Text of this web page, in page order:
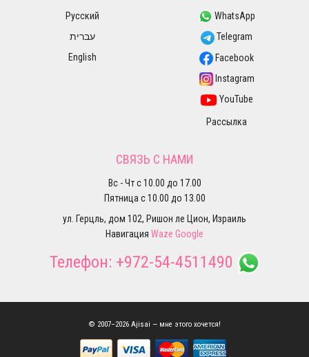
Русский
עברית
English
WhatsApp
Telegram
Facebook
Instagram
YouTube
Рассылка
СВЯЗЬ С НАМИ
Вс - Чт с 10.00 до 17.00
Пятница с 10.00 до 13.00
ул. Герцль, дом 102, Ришон ле Цион, Израиль
Навигация Waze Google
Телефон: +972-54-4511490
© 2007–2026 Ajisai — мне этого хочется!